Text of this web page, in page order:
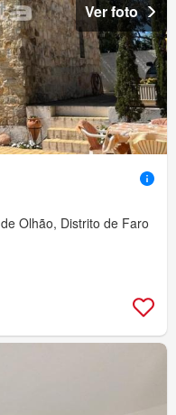
Ver foto
Olhão, Distrito de Faro